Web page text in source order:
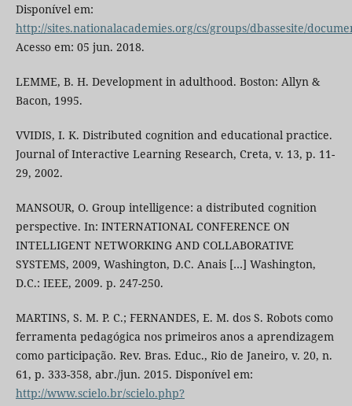
Disponível em:
http://sites.nationalacademies.org/cs/groups/dbassesite/
Acesso em: 05 jun. 2018.
LEMME, B. H. Development in adulthood. Boston: Allyn &
Bacon, 1995.
VVIDIS, I. K. Distributed cognition and educational practice.
Journal of Interactive Learning Research, Creta, v. 13, p. 11-
29, 2002.
MANSOUR, O. Group intelligence: a distributed cognition
perspective. In: INTERNATIONAL CONFERENCE ON
INTELLIGENT NETWORKING AND COLLABORATIVE
SYSTEMS, 2009, Washington, D.C. Anais […] Washington,
D.C.: IEEE, 2009. p. 247-250.
MARTINS, S. M. P. C.; FERNANDES, E. M. dos S. Robots como
ferramenta pedagógica nos primeiros anos a aprendizagem
como participação. Rev. Bras. Educ., Rio de Janeiro, v. 20, n.
61, p. 333-358, abr./jun. 2015. Disponível em:
http://www.scielo.br/scielo.php?